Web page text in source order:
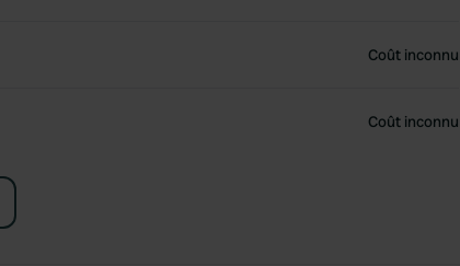
Coût inconnu
Coût inconnu